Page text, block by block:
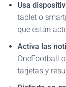
Usa
tablet o
que están
Activa las
OneFootball
tarjetas y